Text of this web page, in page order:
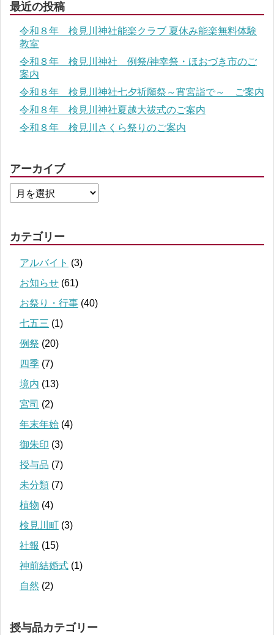
最近の投稿
令和８年 検見川神社能楽クラブ 夏休み能楽無料体験
教室
令和８年 検見川神社 例祭/神幸祭・ほおづき市のご
案内
令和８年 検見川神社七夕祈願祭～宵宮詣で～ ご案内
令和８年 検見川神社夏越大祓式のご案内
令和８年 検見川さくら祭りのご案内
アーカイブ
カテゴリー
アルバイト (3)
お知らせ (61)
お祭り・行事 (40)
七五三 (1)
例祭 (20)
四季 (7)
境内 (13)
宮司 (2)
年末年始 (4)
御朱印 (3)
授与品 (7)
未分類 (7)
植物 (4)
検見川町 (3)
社報 (15)
神前結婚式 (1)
自然 (2)
授与品カテゴリー